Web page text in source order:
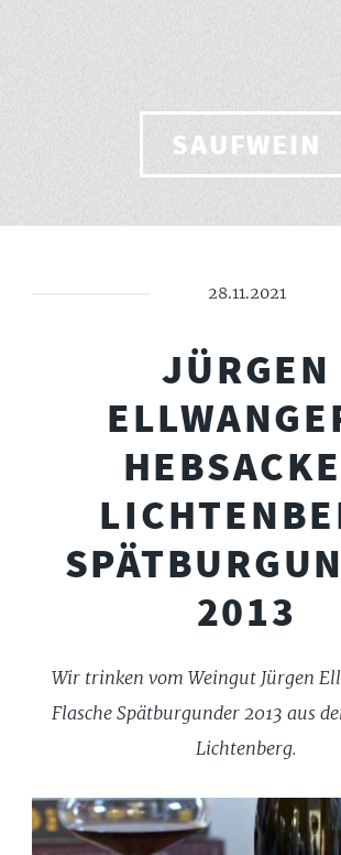
SAUFWEIN
28.11.2021
JÜRGEN
2013
Wir trinken vom Weingut Jürgen
Flasche Spätburgunder 2013 aus
Lichtenberg.